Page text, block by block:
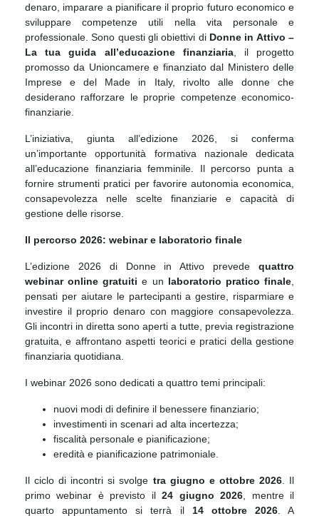
denaro, imparare a pianificare il proprio futuro economico e
sviluppare competenze utili nella vita personale e
professionale. Sono questi gli obiettivi di Donne in Attivo –
La tua guida all’educazione finanziaria, il progetto
promosso da Unioncamere e finanziato dal Ministero delle
Imprese e del Made in Italy, rivolto alle donne che
desiderano rafforzare le proprie competenze economico-
finanziarie.
L’iniziativa, giunta all’edizione 2026, si conferma
un’importante opportunità formativa nazionale dedicata
all’educazione finanziaria femminile. Il percorso punta a
fornire strumenti pratici per favorire autonomia economica,
consapevolezza nelle scelte finanziarie e capacità di
gestione delle risorse.
Il percorso 2026: webinar e laboratorio finale
L’edizione 2026 di Donne in Attivo prevede quattro
webinar online gratuiti e un laboratorio pratico finale
pensati per aiutare le partecipanti a gestire, risparmiare e
investire il proprio denaro con maggiore consapevolezza.
Gli incontri in diretta sono aperti a tutte, previa registrazione
gratuita, e affrontano aspetti teorici e pratici della gestione
finanziaria quotidiana.
I webinar 2026 sono dedicati a quattro temi principali:
nuovi modi di definire il benessere finanziario;
investimenti in scenari ad alta incertezza;
fiscalità personale e pianificazione;
eredità e pianificazione patrimoniale.
Il ciclo di incontri si svolge tra giugno e ottobre 2026. Il
primo webinar è previsto il24 giugno 2026 , mentre il
quarto appuntamento si terrà il 14 ottobre 2026. A